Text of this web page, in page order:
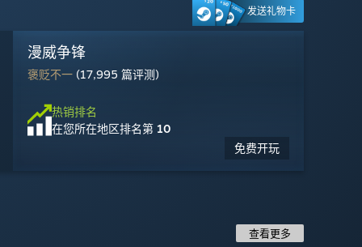
发送礼物卡
Steam Machine
在您所在地区排名
Wuthering Waves
多半好评 (1,432 篇评测)
热销排名
在您所在地区排名第 27
免费开玩
赛博朋克 2077
特别好评 (198,448 篇评测)
热销排名
在您所在地区排名第 12
$59.99$17.99
大巴扎 The Bazaar
褒贬不一 (5,675 篇评测)
热销排名
在您所在地区排名第 18
$19.99
漫威争锋
褒贬不一 (17,995 篇评测)
热销排名
在您所在地区排名第 10
免费开玩
Marvel's Spider-Man 2
多半好评 (2,396 篇评测)
热销排名
在您所在地区排名第 7
$59.99$40.19
雾影猎人
褒贬不一 (917 篇评测)
热销排名
在您所在地区排名第 11
$24.99$22.49
Escape from Tarkov
多半差评 (11,785 篇评测)
热销排名
在您所在地区排名第 24
$49.99
战地风云™ 6
多半差评 (45,158 篇评测)
热销排名
在您所在地区排名第 30
$69.99$34.99
Palworld / 幻兽帕鲁
特别好评 (102,199 篇评测)
热销排名
在您所在地区排名第 9
$29.99
彩虹六号：围攻
多半好评 (198,786 篇评测)
热销排名
在您所在地区排名第 19
免费开玩
Counter-Strike 2
特别好评 (1,405,132 篇评测)
热销排名
在您所在地区排名第 5
免费开玩
查看更多